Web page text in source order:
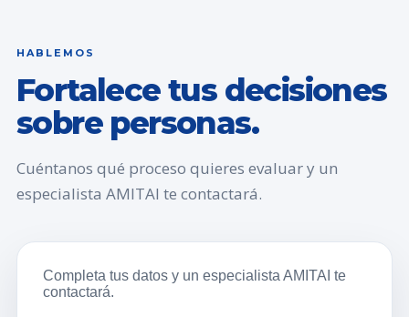
HABLEMOS
Fortalece tus decisiones
sobre personas.
Cuéntanos qué proceso quieres evaluar y un
especialista AMITAI te contactará.